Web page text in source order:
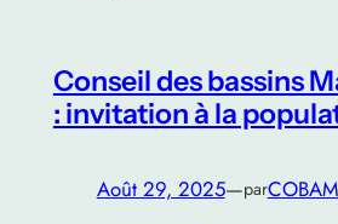
Conseil des bassins
: invitation à la
Août 29, 2025—par